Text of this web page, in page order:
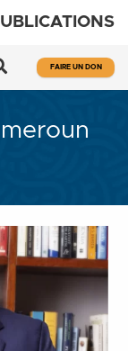
FAIRE UN DON